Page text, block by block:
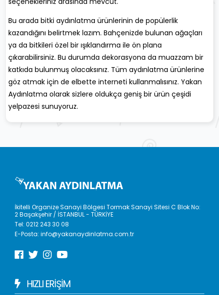
Bu arada bitki aydınlatma ürünlerinin de popülerlik
kazandığını belirtmek lazım. Bahçenizde bulunan ağaçları
ya da bitkileri özel bir ışıklandırma ile ön plana
çıkarabilirsiniz. Bu durumda dekorasyona da muazzam bir
katkıda bulunmuş olacaksınız. Tüm aydınlatma ürünlerine
göz atmak için de elbette interneti kullanmalısınız. Yakan
Aydınlatma olarak sizlere oldukça geniş bir ürün çeşidi
yelpazesi sunuyoruz.
İkitelli Organize Sanayi Bölgesi Tormak Sanayi Sitesi C Blok No:
2 Başakşehir / İSTANBUL - TÜRKİYE
Tel:0212 243 30 08
E-Posta:info@yakanaydinlatma.com.tr
HIZLI ERIŞIM